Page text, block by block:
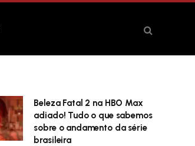
Beleza Fatal 2 na HBO Max
adiado! Tudo o que sabemos
sobre o andamento da série
brasileira